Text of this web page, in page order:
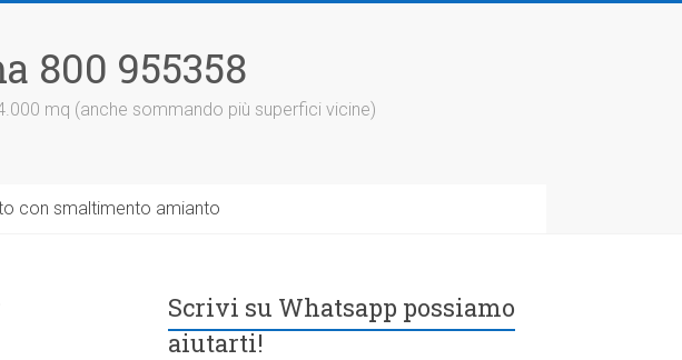
800 955358
mq (anche sommando più superfici vicine)
con smaltimento amianto
Scrivi su Whatsapp possiamo
aiutarti!